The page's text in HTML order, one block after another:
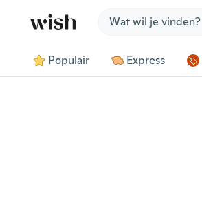
Populair Express